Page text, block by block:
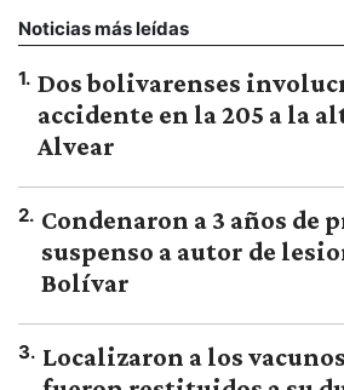
Noticias más leídas
1. Dos bolivarenses
accidente en la 205 a la
Alvear
2. Condenaron a 3 años de
suspenso a autor de
Bolívar
3. Localizaron a los